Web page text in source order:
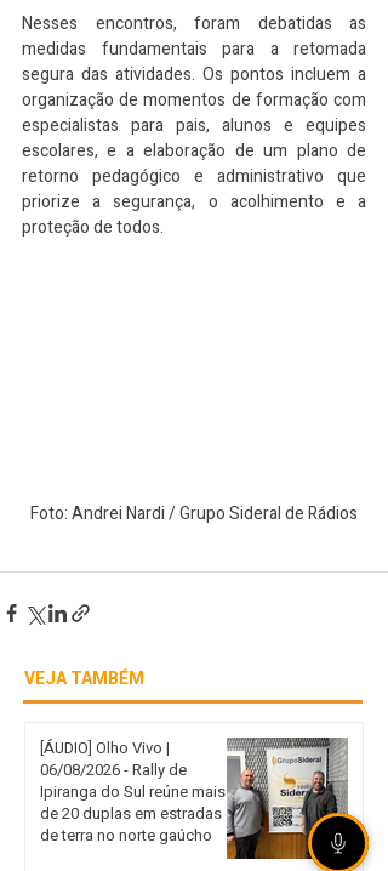
Nesses encontros, foram debatidas as
medidas fundamentais para a retomada
segura das atividades. Os pontos incluem a
organização de momentos de formação com
especialistas para pais, alunos e equipes
escolares, e a elaboração de um plano de
retorno pedagógico e administrativo que
priorize a segurança, o acolhimento e a
proteção de todos.
Foto: Andrei Nardi / Grupo Sideral de Rádios
VEJA TAMBÉM
[ÁUDIO] Olho Vivo |
06/08/2026 - Rally de
Ipiranga do Sul reúne mais
de 20 duplas em estradas
de terra no norte gaúcho